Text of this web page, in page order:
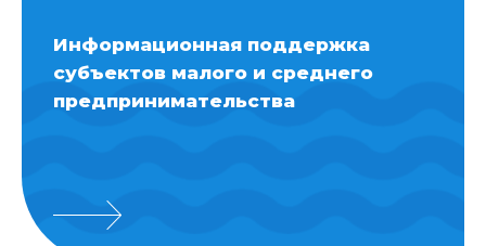
Информационная поддержка
субъектов малого и среднего
предпринимательства